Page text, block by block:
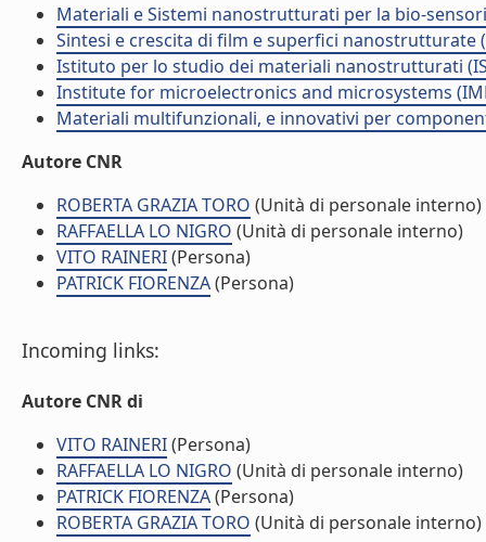
Materiali e Sistemi nanostrutturati per la bio-
Sintesi e crescita di film e superfici nanostrutturate
Istituto per lo studio dei materiali nanostrutturati
Institute for microelectronics and microsystems
Materiali multifunzionali, e innovativi per
Autore CNR
ROBERTA GRAZIA TORO (Unità di personale interno)
RAFFAELLA LO NIGRO (Unità di personale interno)
VITO RAINERI(Persona)
PATRICK FIORENZA(Persona)
Incoming links:
Autore CNR di
VITO RAINERI(Persona)
RAFFAELLA LO NIGRO (Unità di personale interno)
PATRICK FIORENZA(Persona)
ROBERTA GRAZIA TORO (Unità di personale interno)